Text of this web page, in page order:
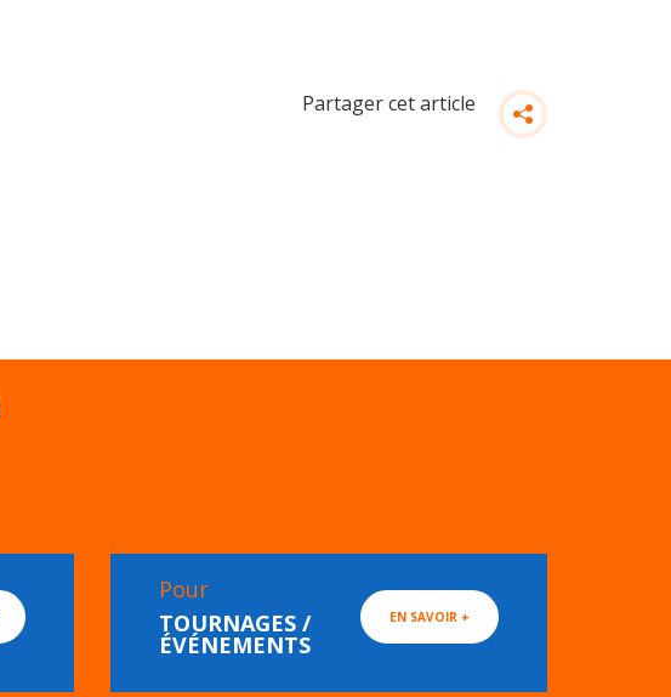
Partager cet article
Pour
TOURNAGES /
ÉVÉNEMENTS
EN SAVOIR +